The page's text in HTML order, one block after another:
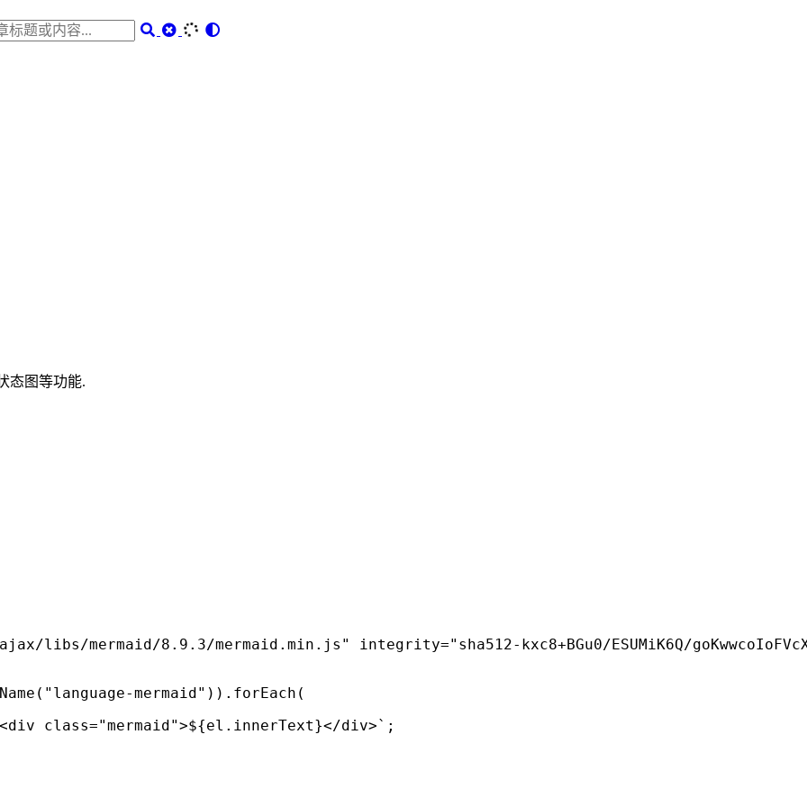
态图等功能.
libs/mermaid/8.9.3/mermaid.min.js" integrity="sha512-kxc8+BGu0/ESUMiK6Q/
( "language-mermaid" )). forEach (
class="mermaid">${el . innerText}</div>` ;